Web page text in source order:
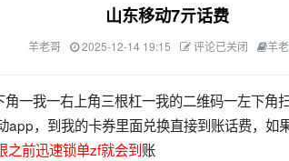
山东移动7亓话费
羊老哥 2025-12-14 19:15 评论已关闭 羊
一我一右上角三根杠一我的二维码一左下角
，到我的卡券里面兑换直接到账话费，如
之前迅速锁单zf就会到账